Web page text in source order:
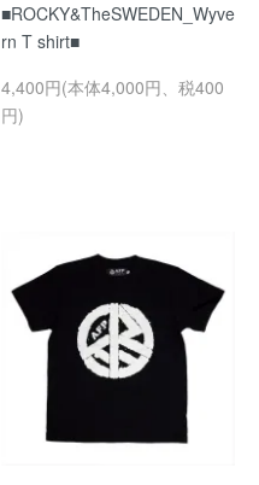
■ROCKY&TheSWEDEN_Wyve
rn T shirt■
4,400円(本体4,000円、税400
円)